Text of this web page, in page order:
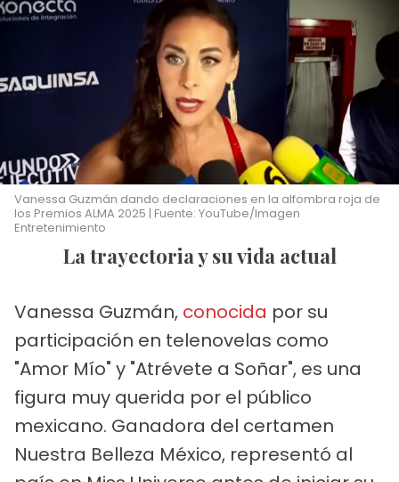
Vanessa Guzmán dando declaraciones en la alfombra roja de
los Premios ALMA 2025 | Fuente: YouTube/Imagen
Entretenimiento
La trayectoria y su vida actual
Vanessa Guzmán, conocida por su
participación en telenovelas como
"Amor Mío" y "Atrévete a Soñar", es una
figura muy querida por el público
mexicano. Ganadora del certamen
Nuestra Belleza México, representó al